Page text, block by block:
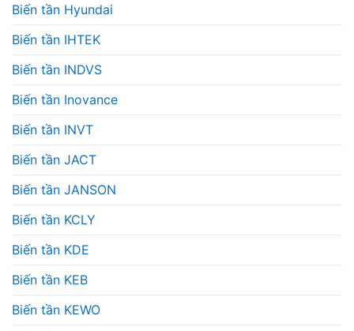
Biến tần Hyundai
Biến tần IHTEK
Biến tần INDVS
Biến tần Inovance
Biến tần INVT
Biến tần JACT
Biến tần JANSON
Biến tần KCLY
Biến tần KDE
Biến tần KEB
Biến tần KEWO